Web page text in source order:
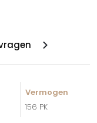
Vermogen
156 PK